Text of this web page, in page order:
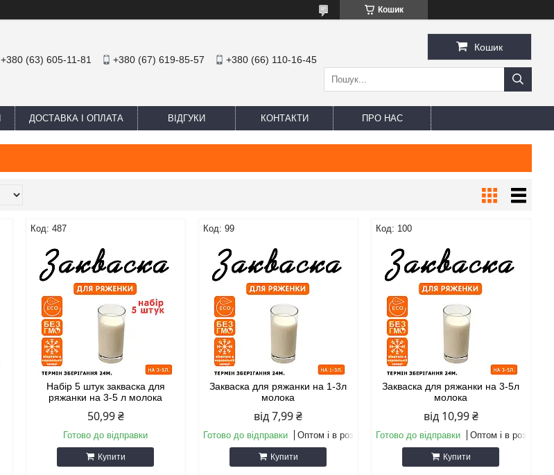
Кошик
+380 (63) 605-11-81 +380 (67) 619-85-57 +380 (66) 110-16-45
Кошик
ДОСТАВКА І ОПЛАТА ВІДГУКИ КОНТАКТИ ПРО НАС
487
Набір 5 штук закваска для
ряжанки на 3-5 л молока
50,99 ₴
Готово до відправки
Купити
99
Закваска для ряжанки на 1-3л
молока
від 7,99 ₴
Готово до відправки Оптом і в роздріб
Купити
100
Закваска для ряжанки на 3-5л
молока
від 10,99 ₴
Готово до відправки Оптом і в роздріб
Купити